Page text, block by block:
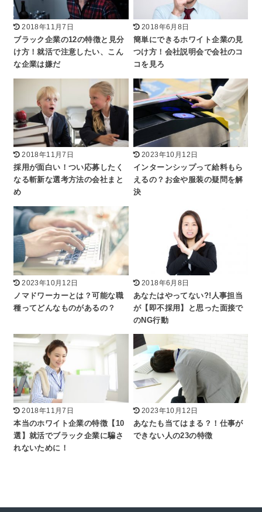
2018年11月7日
ブラック企業の12の特徴と見分
け方！就活で注意したい、こん
な企業は嫌だ
2018年6月8日
簡単にできるホワイト企業の見
つけ方！会社説明会で会社のコ
コを見ろ
2018年11月7日
採用が面白い！つい応募したく
なる斬新な選考方法の会社まと
め
2023年10月12日
インターンシップって給料もら
えるの？お金や服装の疑問を解
決
2023年10月12日
ノマドワーカーとは？可能な職
種ってどんなものがあるの？
2018年6月8日
あなたはやってない?!人事担当
が【即不採用】と思った面接で
のNG行動
2018年11月7日
本当のホワイト企業の特徴【10
選】就活でブラック企業に騙さ
れないために！
2023年10月12日
あなたも当てはまる？！仕事が
できない人の23の特徴